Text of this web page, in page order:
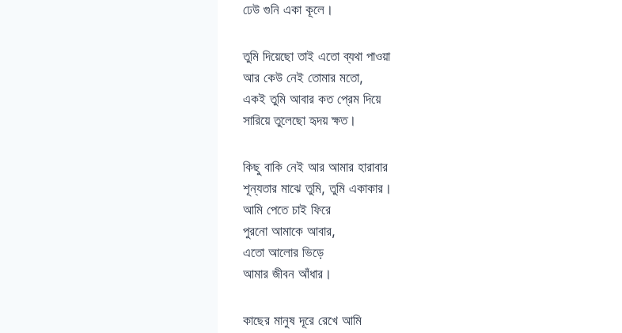
ঢেউ গুনি একা কূলে।
তুমি দিয়েছো তাই এতো ব্যথা পাওয়া
আর কেউ নেই তোমার মতো,
একই তুমি আবার কত প্রেম দিয়ে
সারিয়ে তুলেছো হৃদয় ক্ষত।
কিছু বাকি নেই আর আমার হারাবার
শূন্যতার মাঝে তুমি, তুমি একাকার।
আমি পেতে চাই ফিরে
পুরনো আমাকে আবার,
এতো আলোর ভিড়ে
আমার জীবন আঁধার।
কাছের মানুষ দূরে রেখে আমি